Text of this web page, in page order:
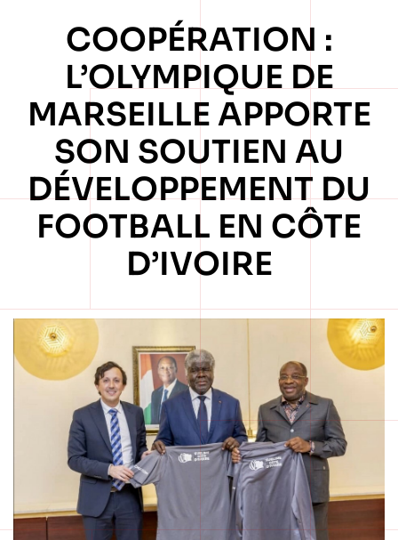
COOPÉRATION :
L’OLYMPIQUE DE
MARSEILLE APPORTE
SON SOUTIEN AU
DÉVELOPPEMENT DU
FOOTBALL EN CÔTE
D’IVOIRE